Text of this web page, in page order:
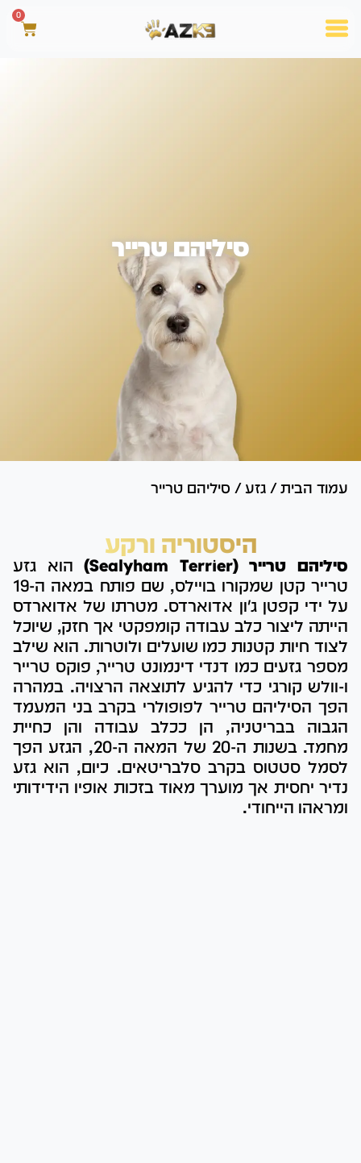
0
סיליהם טרייר
עמוד הבית / גזע / סיליהם טרייר
היסטוריה ורקע
סיליהם טרייר (Sealyham Terrier)
הוא גזע
טרייר קטן שמקורו בויילס, שם פותח במאה ה-19
על ידי קפטן ג'ון אדוארדס. מטרתו של אדוארדס
הייתה ליצור כלב עבודה קומפקטי אך חזק, שיוכל
לצוד חיות קטנות כמו שועלים ולוטרות. הוא שילב
מספר גזעים כמו דנדי דינמונט טרייר, פוקס טרייר
ו-וולש קורגי כדי להגיע לתוצאה הרצויה. במהרה
הפך הסיליהם טרייר לפופולרי בקרב בני המעמד
הגבוה בבריטניה, הן ככלב עבודה והן כחיית
מחמד. בשנות ה-20 של המאה ה-20, הגזע הפך
לסמל סטטוס בקרב סלבריטאים. כיום, הוא גזע
נדיר יחסית אך מוערך מאוד בזכות אופיו הידידותי
ומראהו הייחודי.